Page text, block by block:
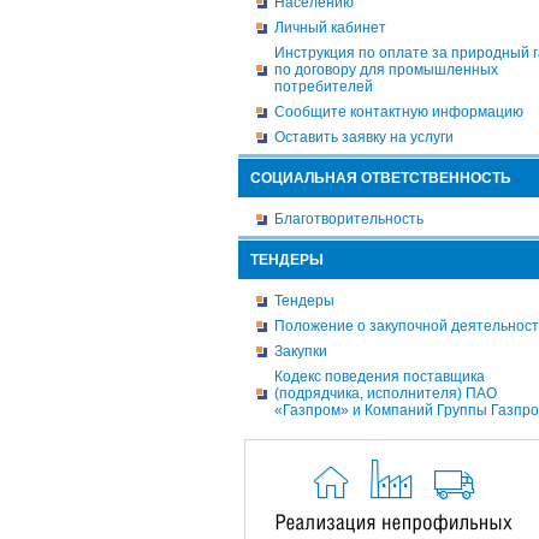
Личный кабинет
Инструкция по оплате за природный
по договору для промышленных
потребителей
Сообщите контактную информацию
Оставить заявку на услуги
СОЦИАЛЬНАЯ ОТВЕТСТВЕННОСТЬ
Благотворительность
ТЕНДЕРЫ
Тендеры
Положение о закупочной
Закупки
Кодекс поведения поставщика
(подрядчика, исполнителя) ПАО
«Газпром» и Компаний Группы